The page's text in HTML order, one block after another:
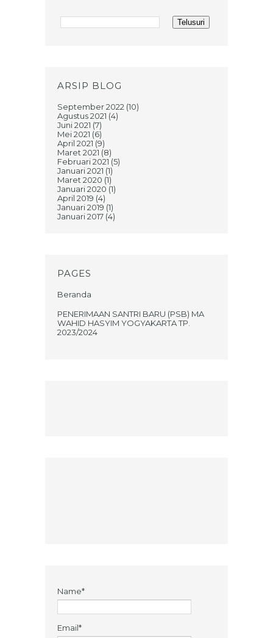
ARSIP BLOG
September 2022 (10)
Agustus 2021 (4)
Juni 2021 (7)
Mei 2021 (6)
April 2021 (9)
Maret 2021 (8)
Februari 2021 (5)
Januari 2021 (1)
Maret 2020 (1)
Januari 2020 (1)
April 2019 (4)
Januari 2019 (1)
Januari 2017 (4)
PAGES
Beranda
PENERIMAAN SANTRI BARU (PSB) MA
WAHID HASYIM YOGYAKARTA TP.
2023/2024
Name*
Email*